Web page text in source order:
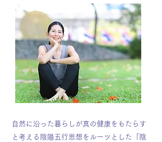
自然に沿った暮らしが真の健康をもたらす
と考える陰陽五行思想をルーツとした「陰